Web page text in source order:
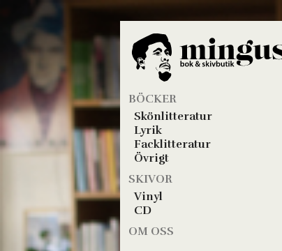
BÖCKER
Skönlitteratur
Lyrik
Facklitteratur
Övrigt
SKIVOR
Vinyl
CD
OM OSS